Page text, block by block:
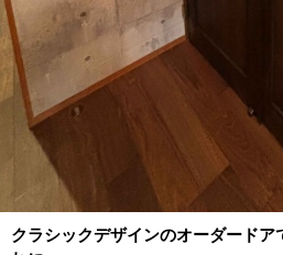
クラシックデザインのオーダードア